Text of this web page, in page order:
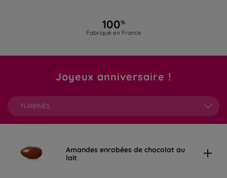
100%
Fabriqué en France
Joyeux anniversaire !
TURBINÉS
Amandes enrobées de chocolat au
lait